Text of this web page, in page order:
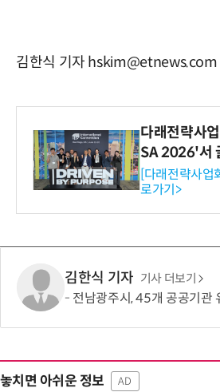
김한식 기자 hskim@etnews.com
다래전략사
SA 2026'서
와의 비즈니
-바이오 해외
보
[다래전략사업
로가기>
김한식 기자 기사 더보기
전남광주시, 45개 공공기관 유치 막판 총력전
놓치면 아쉬운 정보 AD